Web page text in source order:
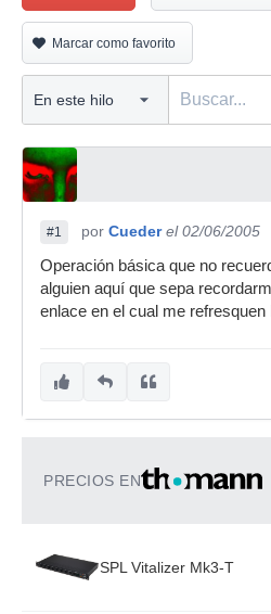
Marcar como favorito
#1 por Cueder el 02/06/2005
Operación básica que no
alguien aquí que sepa
enlace en el cual me refresquen
PRECIOS EN
SPL Vitalizer Mk3-T